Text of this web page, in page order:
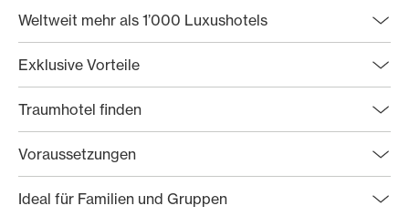
Weltweit mehr als 1’000 Luxushotels
Exklusive Vorteile
Traumhotel finden
Voraussetzungen
Ideal für Familien und Gruppen